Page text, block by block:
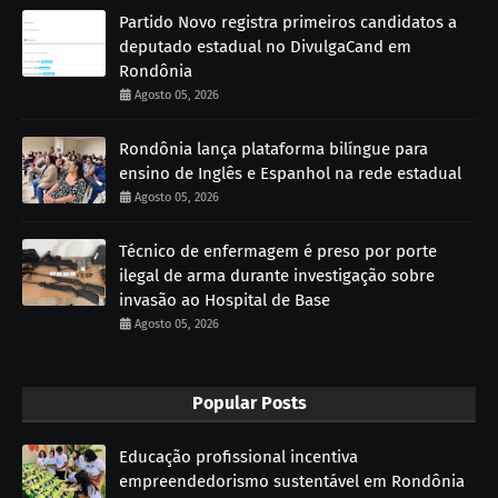
Partido Novo registra primeiros candidatos a
deputado estadual no DivulgaCand em
Rondônia
Agosto 05, 2026
Rondônia lança plataforma bilíngue para
ensino de Inglês e Espanhol na rede estadual
Agosto 05, 2026
Técnico de enfermagem é preso por porte
ilegal de arma durante investigação sobre
invasão ao Hospital de Base
Agosto 05, 2026
Popular Posts
Educação profissional incentiva
empreendedorismo sustentável em Rondônia